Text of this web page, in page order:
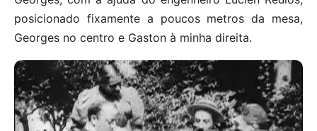
posicionado fixamente a poucos metros da mesa,
Georges no centro e Gaston à minha direita.